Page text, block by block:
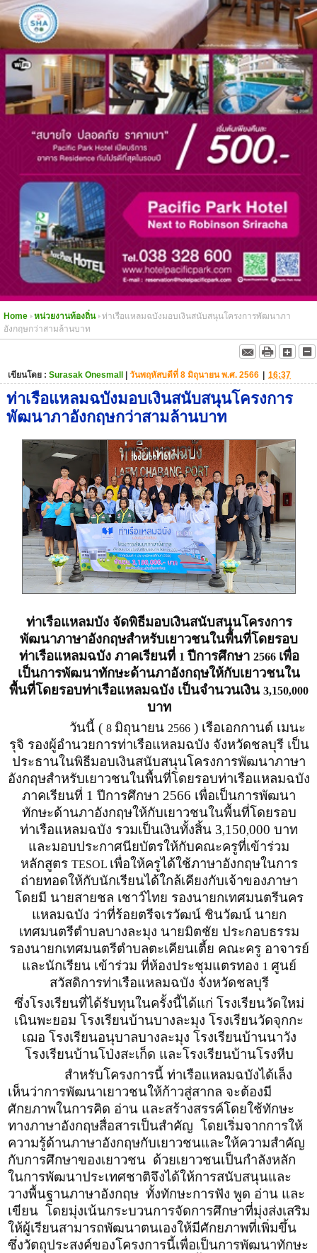
Home หน่วยงานท้องถิ่น
ท่าเรือแหลมฉบังมอบเงินสนับสนุนโครงการพัฒนาภา
อังกฤษกว่าสามล้านบาท
เขียนโดย : Surasak Onesmall | วันพฤหัสบดีที่ 8 มิถุนายน พ.ศ. 2566 | 16:37
ท่าเรือแหลมฉบังมอบเงินสนับสนุนโครงการ
พัฒนาภาอังกฤษกว่าสามล้านบาท
ท่าเรือแหลมบัง จัดพิธีมอบเงินสนับสนุนโครงการ
พัฒนาภาษาอังกฤษสำหรับเยาวชนในพื้นที่โดยรอบ
ท่าเรือแหลมฉบัง ภาคเรียนที่ 1 ปีการศึกษา 2566 เพื่อ
เป็นการพัฒนาทักษะด้านภาอังกฤษให้กับเยาวชนใน
พื้นที่โดยรอบท่าเรือแหลมฉบัง เป็นจำนวนเงิน 3,150,000
บาท
วันนี้ ( 8 มิถุนายน 2566) เรือเอกกานต์ เมนะ
รุจิ รองผู้อำนวยการท่าเรือแหลมฉบัง จังหวัดชลบุรี เป็น
ประธานในพิธีมอบเงินสนับสนุนโครงการพัฒนาภาษา
อังกฤษสำหรับเยาวชนในพื้นที่โดยรอบท่าเรือแหลมฉบัง
ภาคเรียนที่ 1 ปีการศึกษา 2566 เพื่อเป็นการพัฒนา
ทักษะด้านภาอังกฤษให้กับเยาวชนในพื้นที่โดยรอบ
ท่าเรือแหลมฉบัง รวมเป็นเงินทั้งสิ้น 3,150,000 บาท
และมอบประกาศนียบัตรให้กับคณะครูที่เข้าร่วม
หลักสูตร TESOL เพื่อให้ครูได้ใช้ภาษาอังกฤษในการ
ถ่ายทอดให้กับนักเรียนได้ใกล้เคียงกับเจ้าของภาษา
โดยมี นายสายชล เชาว์ไทย รองนายกเทศมนตรีนคร
แหลมฉบัง ว่าที่ร้อยตรีจเรวัฒน์ ชินวัฒน์ นายก
เทศมนตรีตำบลบางละมุง นายมิตชัย ประกอบธรรม
รองนายกเทศมนตรีตำบลตะเคียนเตี้ย คณะครู อาจารย์
และนักเรียน เข้าร่วม ที่ห้องประชุมแตรทอง 1 ศูนย์
สวัสดิการท่าเรือแหลมฉบัง จังหวัดชลบุรี
ซึ่งโรงเรียนที่ได้รับทุนในครั้งนี้ได้แก่ โรงเรียนวัดใหม่
เนินพะยอม โรงเรียนบ้านบางละมุง โรงเรียนวัดจุกกะ
เฌอ โรงเรียนอนุบาลบางละมุง โรงเรียนบ้านนาวัง
โรงเรียนบ้านโป่งสะเก็ด และโรงเรียนบ้านโรงหีบ
สำหรับโครงการนี้ ท่าเรือแหลมฉบังได้เล็ง
เห็นว่าการพัฒนาเยาวชนให้ก้าวสู่สากล จะต้องมี
ศักยภาพในการคิด อ่าน และสร้างสรรค์โดยใช้ทักษะ
ทางภาษาอังกฤษสื่อสารเป็นสำคัญ โดยเริ่มจากการให้
ความรู้ด้านภาษาอังกฤษกับเยาวชนและให้ความสำคัญ
กับการศึกษาของเยาวชน ด้วยเยาวชนเป็นกำลังหลัก
ในการพัฒนาประเทศชาติจึงได้ให้การสนับสนุนและ
วางพื้นฐานภาษาอังกฤษ ทั้งทักษะการฟัง พูด อ่าน และ
เขียน โดยมุ่งเน้นกระบวนการจัดการศึกษาที่มุ่งส่งเสริม
ให้ผู้เรียนสามารถพัฒนาตนเองให้มีศักยภาพที่เพิ่มขึ้น
ซึ่งวัตถุประสงค์ของโครงการนี้เพื่อเป็นการพัฒนาทักษะ